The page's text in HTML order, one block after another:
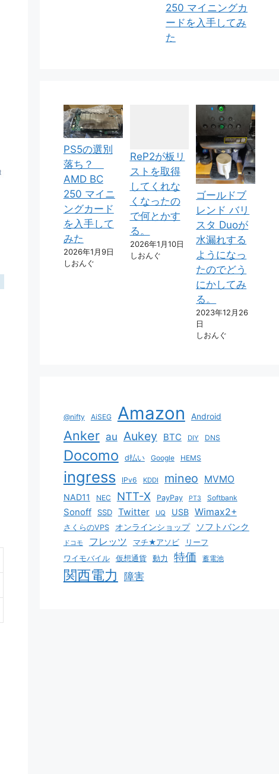
250 マイニングカ
ードを入手してみ
た
PS5の選別
落ち？
AMD BC
250 マイニ
ングカード
を入手して
みた
2026年1月9日
しおんぐ
ReP2が板リ
ストを取得
してくれな
くなったの
で何とかす
る。
2026年1月10日
しおんぐ
ゴールドブ
レンド バリ
スタ Duoが
水漏れする
ようになっ
たのでどう
にかしてみ
る。
2023年12月26
日
しおんぐ
@nifty AiSEG Amazon Android
Anker au Aukey BTC DIY DNS
Docomo d払い Google HEMS
ingress IPv6 KDDI mineo MVMO
NAD11 NEC NTT-X PayPay PT3 Softbank
Sonoff SSD Twitter UQ USB Wimax2+
さくらのVPS オンラインショップ ソフトバンク
ドコモ フレッツ マチ★アソビ
リーフ
ワイモバイル
仮想通貨 動力 特価 蓄電池
関西電力 障害